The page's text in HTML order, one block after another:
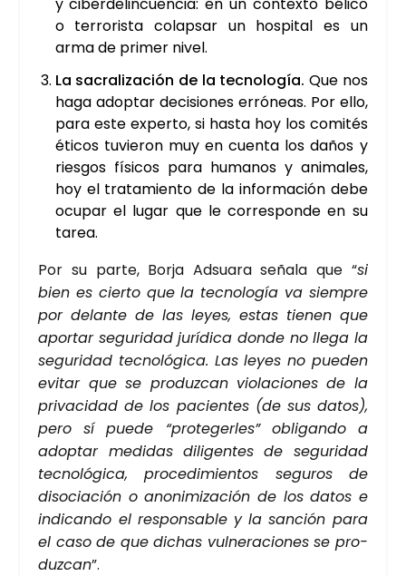
y ciber­de­lin­cuen­cia: en un con­tex­to béli­co
o terro­ris­ta colap­sar un hos­pi­tal es un
arma de pri­mer nivel.
La sacra­li­za­ción de la tec­no­lo­gía. Que nos
haga adop­tar deci­sio­nes erró­neas. Por ello,
para este exper­to, si has­ta hoy los comi­tés
éti­cos tuvie­ron muy en cuen­ta los daños y
ries­gos físi­cos para huma­nos y ani­ma­les,
hoy el tra­ta­mien­to de la infor­ma­ción debe
ocu­par el lugar que le corres­pon­de en su
tarea.
Por su par­te, Bor­ja Adsua­ra seña­la que “si
bien es cier­to que la tec­no­lo­gía va siem­pre
por delan­te de las leyes, estas tie­nen que
apor­tar segu­ri­dad jurí­di­ca don­de no lle­ga la
segu­ri­dad tec­no­ló­gi­ca. Las leyes no pue­den
evi­tar que se pro­duz­can vio­la­cio­nes de la
pri­va­ci­dad de los pacien­tes (de sus datos),
pero sí pue­de “pro­te­ger­les” obli­gan­do a
adop­tar medi­das dili­gen­tes de segu­ri­dad
tec­no­ló­gi­ca, pro­ce­di­mien­tos segu­ros de
diso­cia­ción o ano­ni­mi­za­ción de los datos e
indi­can­do el res­pon­sa­ble y la san­ción para
el caso de que dichas vul­ne­ra­cio­nes se pro­
duz­can”.